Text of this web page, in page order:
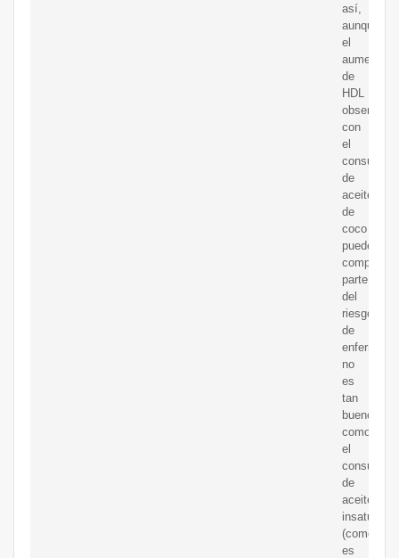
así,
aunque
el
aumento
de
HDL
observado
con
el
consumo
de
aceite
de
coco
puede
compensar
parte
del
riesgo
de
no
es
tan
bueno
como
el
consumo
de
aceites
(como
es